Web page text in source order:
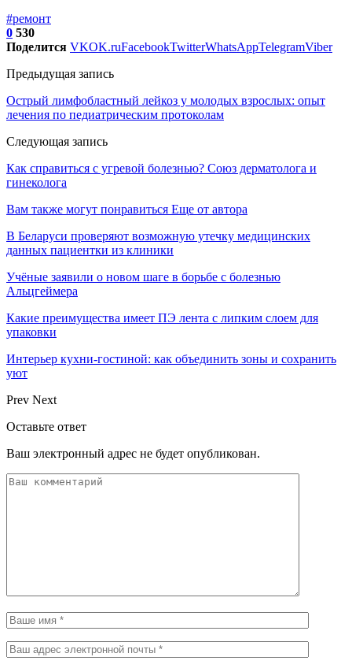
#ремонт
0 530
Поделится VKOK.ruFacebookTwitterWhatsAppTelegramViber
Предыдущая запись
Острый лимфобластный лейкоз у молодых взрослых: опыт
лечения по педиатрическим протоколам
Следующая запись
Как справиться с угревой болезнью? Союз дерматолога и
гинеколога
Вам также могут понравиться Еще от автора
В Беларуси проверяют возможную утечку медицинских
данных пациентки из клиники
Учёные заявили о новом шаге в борьбе с болезнью
Альцгеймера
Какие преимущества имеет ПЭ лента с липким слоем для
упаковки
Интерьер кухни-гостиной: как объединить зоны и сохранить
уют
Prev Next
Оставьте ответ
Ваш электронный адрес не будет опубликован.